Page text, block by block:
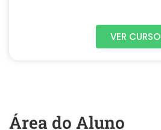
VER CURSO
Área do Aluno